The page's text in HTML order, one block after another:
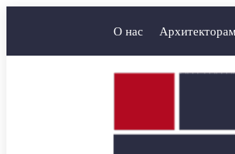
О нас Архитекторам